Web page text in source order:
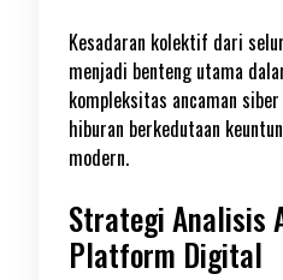
Kesadaran kolektif dari
menjadi benteng utama
kompleksitas ancaman
hiburan berkedutaan
modern.
Strategi Analisis
Platform Digital